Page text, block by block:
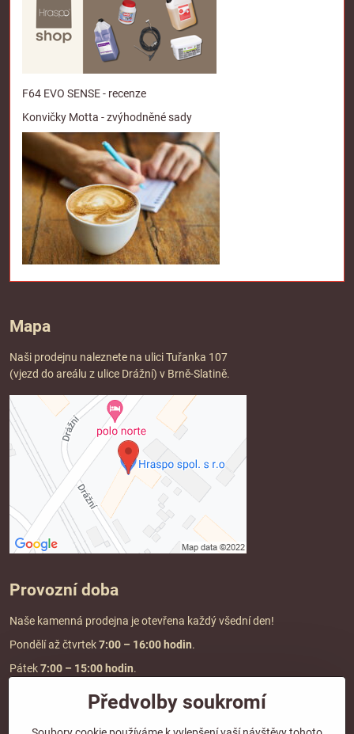
F64 EVO SENSE - recenze
Konvičky Motta - zvýhodněné sady
Mapa
Naši prodejnu naleznete na ulici Tuřanka 107
(vjezd do areálu z ulice Drážní) v Brně-Slatině.
Provozní doba
Naše kamenná prodejna je otevřena každý všední den!
Pondělí až čtvrtek7:00 – 16:00 hodin.
Pátek7:00 – 15:00 hodin.
Doprava a platba
Předvolby soukromí